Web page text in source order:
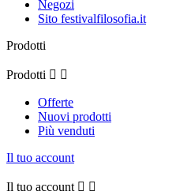
Negozi
Sito festivalfilosofia.it
Prodotti
Prodotti  
Offerte
Nuovi prodotti
Più venduti
Il tuo account
Il tuo account  